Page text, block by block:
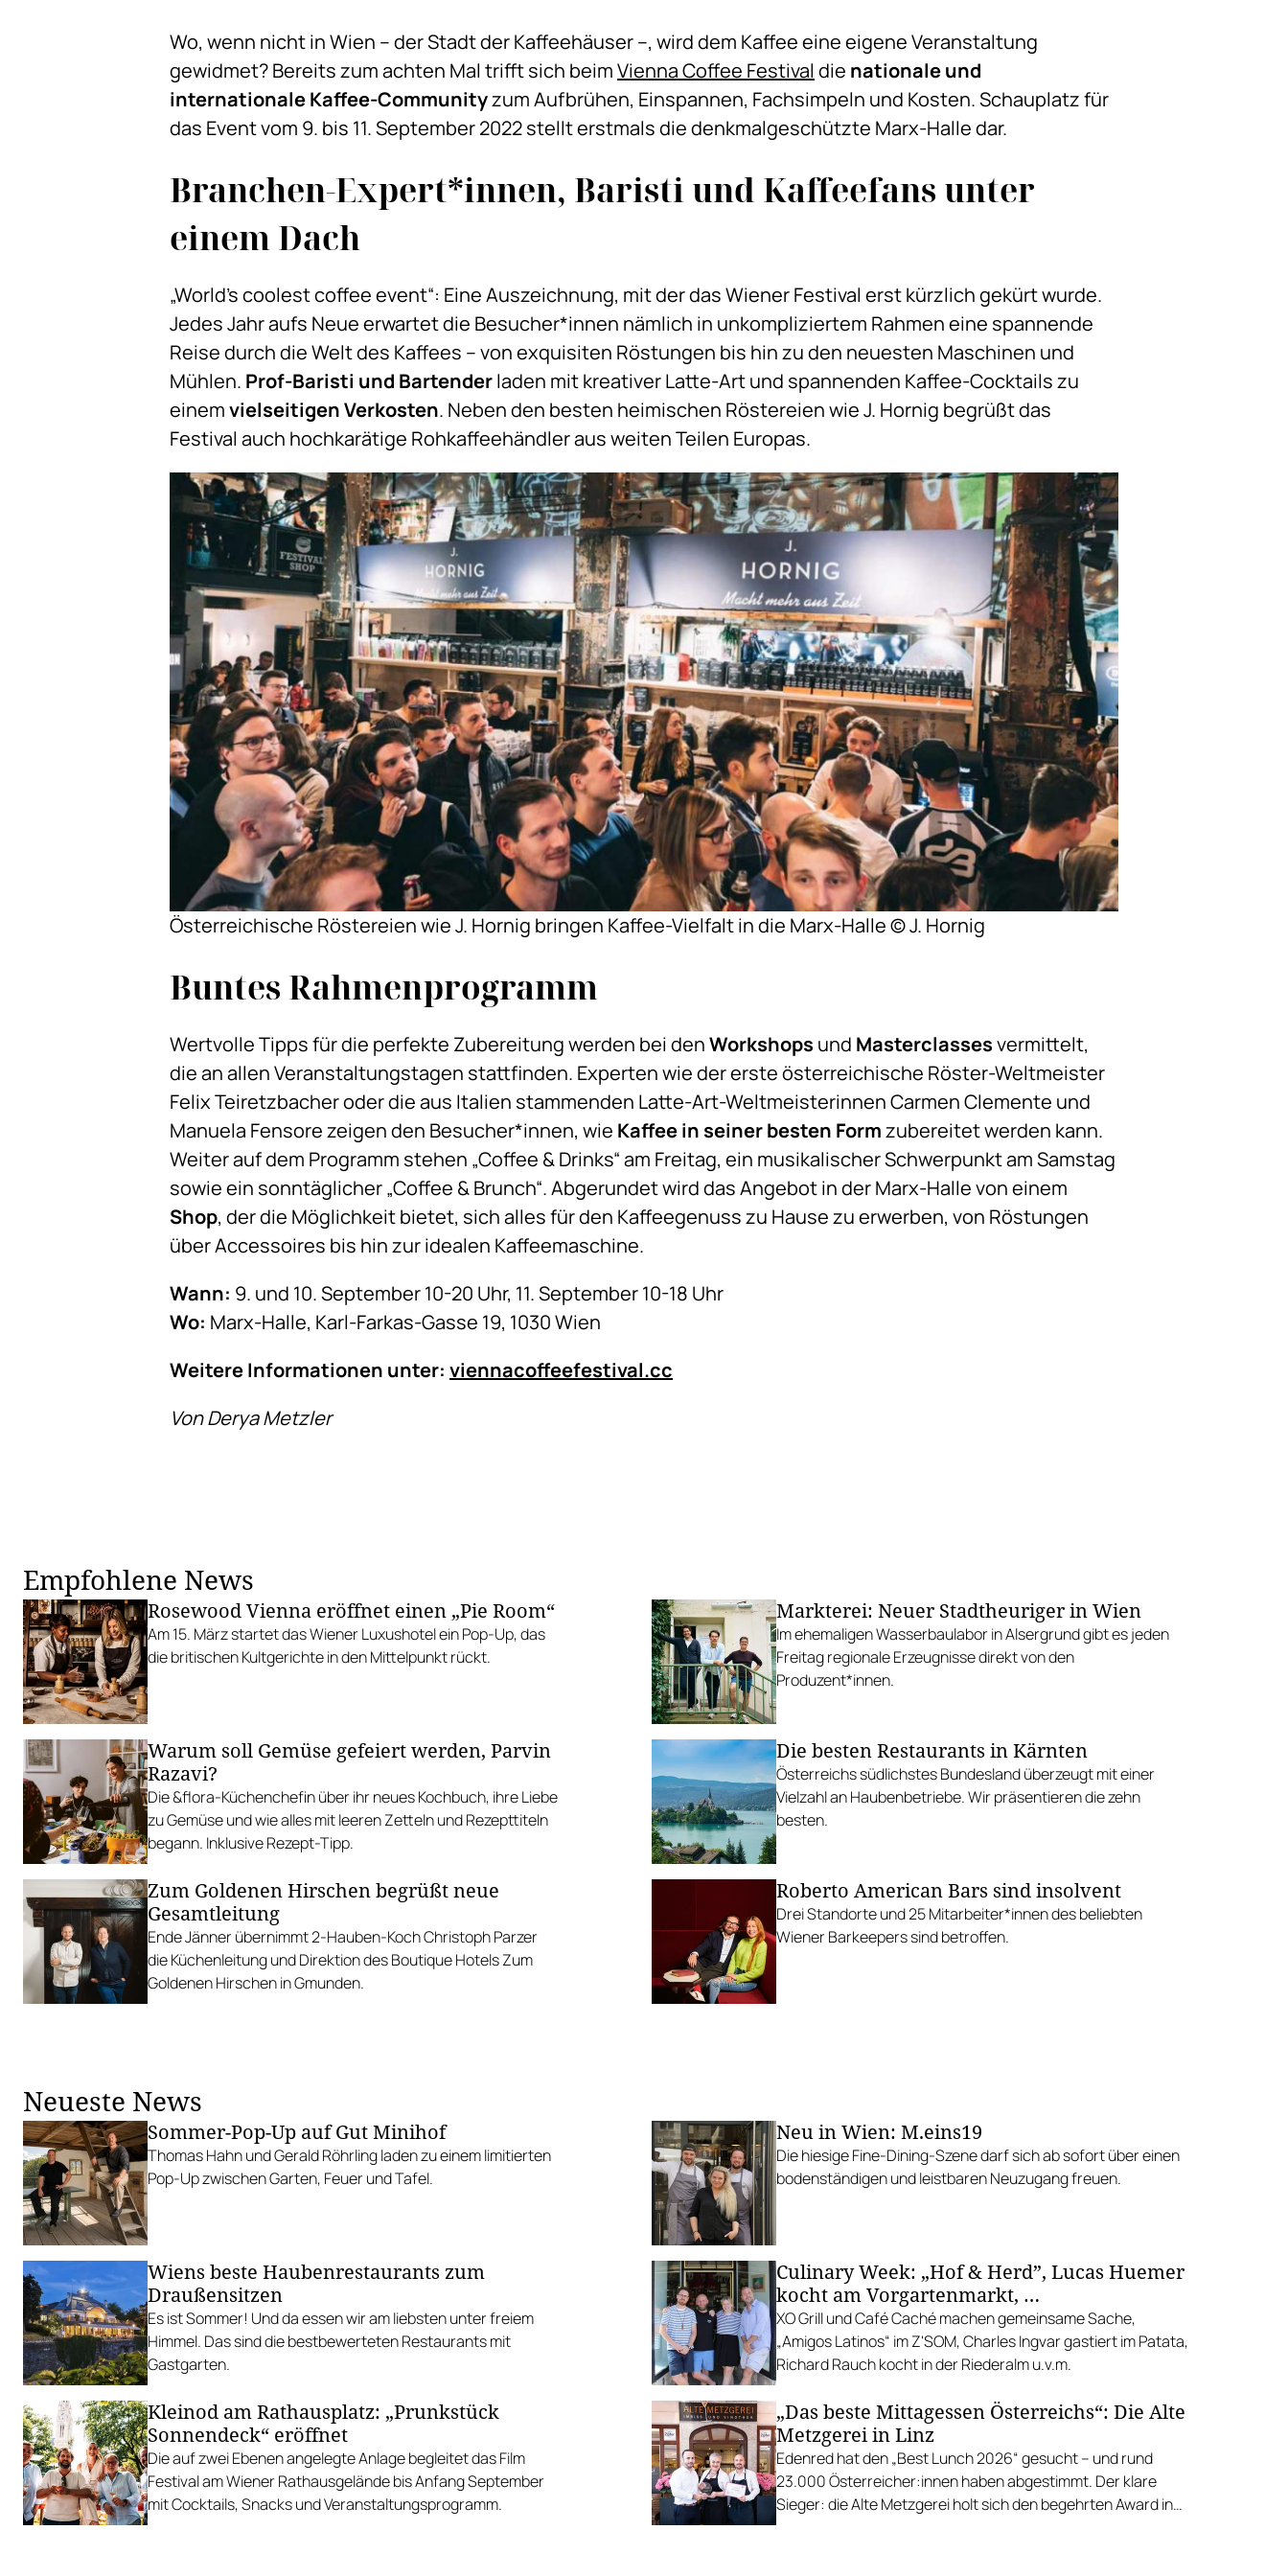
Wo, wenn nicht in Wien – der Stadt der Kaffeehäuser –, wird dem Kaffee eine eigene Veranstaltung
gewidmet? Bereits zum achten Mal trifft sich beimVienna Coffee Festival die nationale und
internationale Kaffee-Communityzum Aufbrühen, Einspannen, Fachsimpeln und Kosten. Schauplatz für
das Event vom 9. bis 11. September 2022 stellt erstmals die denkmalgeschützte Marx-Halle dar.
Branchen-Expert*innen, Baristi und Kaffeefans unter
einem Dach
„World’s coolest coffee event“: Eine Auszeichnung, mit der das Wiener Festival erst kürzlich gekürt wurde.
Jedes Jahr aufs Neue erwartet die Besucher*innen nämlich in unkompliziertem Rahmen eine spannende
Reise durch die Welt des Kaffees – von exquisiten Röstungen bis hin zu den neuesten Maschinen und
Mühlen. Prof-Baristi und Bartenderladen mit kreativer Latte-Art und spannenden Kaffee-Cocktails zu
einemvielseitigen Verkosten. Neben den besten heimischen Röstereien wie J. Hornig begrüßt das
Festival auch hochkarätige Rohkaffeehändler aus weiten Teilen Europas.
Österreichische Röstereien wie J. Hornig bringen Kaffee-Vielfalt in die Marx-Halle © J. Hornig
Buntes Rahmenprogramm
Wertvolle Tipps für die perfekte Zubereitung werden bei denWorkshops und Masterclassesvermittelt,
die an allen Veranstaltungstagen stattfinden. Experten wie der erste österreichische Röster-Weltmeister
Felix Teiretzbacher oder die aus Italien stammenden Latte-Art-Weltmeisterinnen Carmen Clemente und
Manuela Fensore zeigen den Besucher*innen, wie Kaffee in seiner besten Formzubereitet werden kann.
Weiter auf dem Programm stehen „Coffee & Drinks“ am Freitag, ein musikalischer Schwerpunkt am Samstag
sowie ein sonntäglicher „Coffee & Brunch“. Abgerundet wird das Angebot in der Marx-Halle von einem
Shop, der die Möglichkeit bietet, sich alles für den Kaffeegenuss zu Hause zu erwerben, von Röstungen
über Accessoires bis hin zur idealen Kaffeemaschine.
Wann: 9. und 10. September 10-20 Uhr, 11. September 10-18 Uhr
Wo: Marx-Halle, Karl-Farkas-Gasse 19, 1030 Wien
Weitere Informationen unter: viennacoffeefestival.cc
Von Derya Metzler
Empfohlene News
Rosewood Vienna eröffnet einen „Pie Room“
Am 15. März startet das Wiener Luxushotel ein Pop-Up, das
die britischen Kultgerichte in den Mittelpunkt rückt.
Markterei: Neuer Stadtheuriger in Wien
Im ehemaligen Wasserbaulabor in Alsergrund gibt es jeden
Freitag regionale Erzeugnisse direkt von den
Produzent*innen.
Warum soll Gemüse gefeiert werden, Parvin
Razavi?
Die &flora-Küchenchefin über ihr neues Kochbuch, ihre Liebe
zu Gemüse und wie alles mit leeren Zetteln und Rezepttiteln
begann. Inklusive Rezept-Tipp.
Die besten Restaurants in Kärnten
Österreichs südlichstes Bundesland überzeugt mit einer
Vielzahl an Haubenbetriebe. Wir präsentieren die zehn
besten.
Zum Goldenen Hirschen begrüßt neue
Gesamtleitung
Ende Jänner übernimmt 2-Hauben-Koch Christoph Parzer
die Küchenleitung und Direktion des Boutique Hotels Zum
Goldenen Hirschen in Gmunden.
Roberto American Bars sind insolvent
Drei Standorte und 25 Mitarbeiter*innen des beliebten
Wiener Barkeepers sind betroffen.
Neueste News
Sommer-Pop-Up auf Gut Minihof
Thomas Hahn und Gerald Röhrling laden zu einem limitierten
Pop-Up zwischen Garten, Feuer und Tafel.
Neu in Wien: M.eins19
Die hiesige Fine-Dining-Szene darf sich ab sofort über einen
bodenständigen und leistbaren Neuzugang freuen.
Wiens beste Haubenrestaurants zum
Draußensitzen
Es ist Sommer! Und da essen wir am liebsten unter freiem
Himmel. Das sind die bestbewerteten Restaurants mit
Gastgarten.
Culinary Week: „Hof & Herd”, Lucas Huemer
kocht am Vorgartenmarkt, …
XO Grill und Café Caché machen gemeinsame Sache,
„Amigos Latinos“ im Z'SOM, Charles Ingvar gastiert im Patata,
Richard Rauch kocht in der Riederalm u.v.m.
Kleinod am Rathausplatz: „Prunkstück
Sonnendeck“ eröffnet
Die auf zwei Ebenen angelegte Anlage begleitet das Film
Festival am Wiener Rathausgelände bis Anfang September
mit Cocktails, Snacks und Veranstaltungsprogramm.
„Das beste Mittagessen Österreichs“: Die Alte
Metzgerei in Linz
Edenred hat den „Best Lunch 2026“ gesucht – und rund
23.000 Österreicher:innen haben abgestimmt. Der klare
Sieger: die Alte Metzgerei holt sich den begehrten Award in